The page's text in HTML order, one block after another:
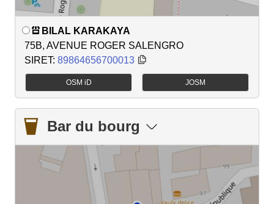
BILAL KARAKAYA
75B, AVENUE ROGER SALENGRO
SIRET: 89864656700013
OSM iD JOSM
Bar du bourg